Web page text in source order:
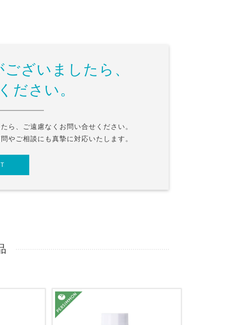
ざいましたら、
ださい。
ら、ご遠慮なくお問い合せください。
やご相談にも真摯に対応いたします。